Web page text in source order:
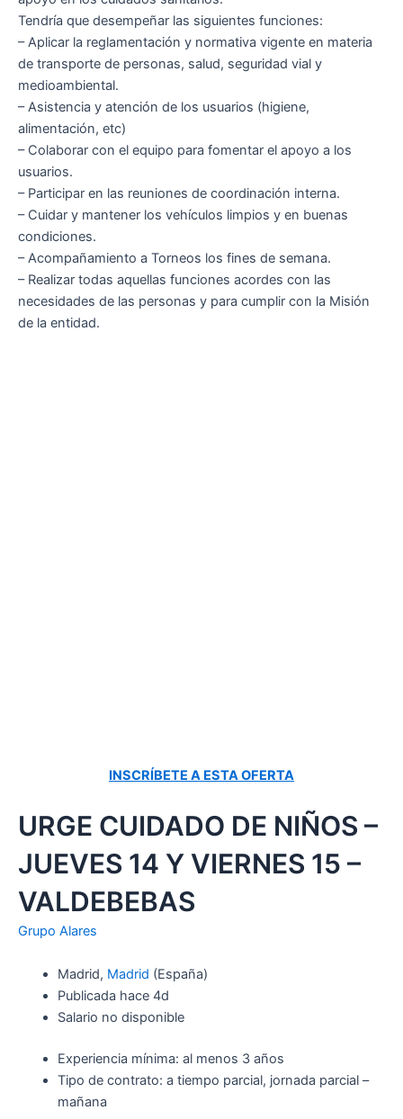
Tendría que desempeñar las siguientes funciones:
– Aplicar la reglamentación y normativa vigente en materia
de transporte de personas, salud, seguridad vial y
medioambiental.
– Asistencia y atención de los usuarios (higiene,
alimentación, etc)
– Colaborar con el equipo para fomentar el apoyo a los
usuarios.
– Participar en las reuniones de coordinación interna.
– Cuidar y mantener los vehículos limpios y en buenas
condiciones.
– Acompañamiento a Torneos los fines de semana.
– Realizar todas aquellas funciones acordes con las
necesidades de las personas y para cumplir con la Misión
de la entidad.
INSCRÍBETE A ESTA OFERTA
URGE CUIDADO DE NIÑOS –
JUEVES 14 Y VIERNES 15 –
VALDEBEBAS
Grupo Alares
Madrid, Madrid (España)
Publicada hace 4d
Salario no disponible
Experiencia mínima: al menos 3 años
Tipo de contrato: a tiempo parcial, jornada parcial –
mañana